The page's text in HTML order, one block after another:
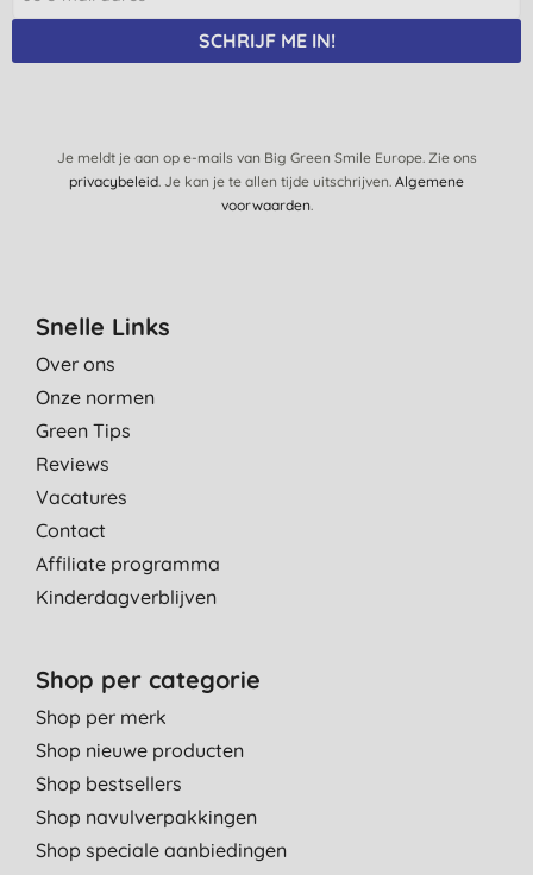
SCHRIJF ME IN!
Je meldt je aan op e-mails van Big Green Smile Europe. Zie ons
privacybeleid. Je kan je te allen tijde uitschrijven. Algemene
voorwaarden.
Snelle Links
Over ons
Onze normen
Green Tips
Reviews
Vacatures
Contact
Affiliate programma
Kinderdagverblijven
Shop per categorie
Shop per merk
Shop nieuwe producten
Shop bestsellers
Shop navulverpakkingen
Shop speciale aanbiedingen